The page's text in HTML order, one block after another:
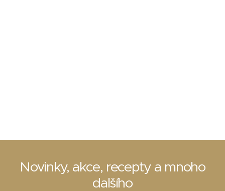
Novinky, akce, recepty a mnoho
dalšího